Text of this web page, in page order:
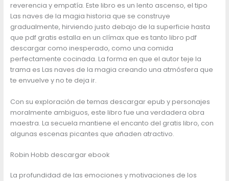
reverencia y empatía. Este libro es un lento ascenso, el tipo
Las naves de la magia historia que se construye
gradualmente, hirviendo justo debajo de la superficie hasta
que pdf gratis estalla en un clímax que es tanto libro pdf
descargar como inesperado, como una comida
perfectamente cocinada. La forma en que el autor teje la
trama es Las naves de la magia creando una atmósfera que
te envuelve y no te deja ir.
Con su exploración de temas descargar epub y personajes
moralmente ambiguos, este libro fue una verdadera obra
maestra. La secuela mantiene el encanto del gratis libro, con
algunas escenas picantes que añaden atractivo.
Robin Hobb descargar ebook
La profundidad de las emociones y motivaciones de los